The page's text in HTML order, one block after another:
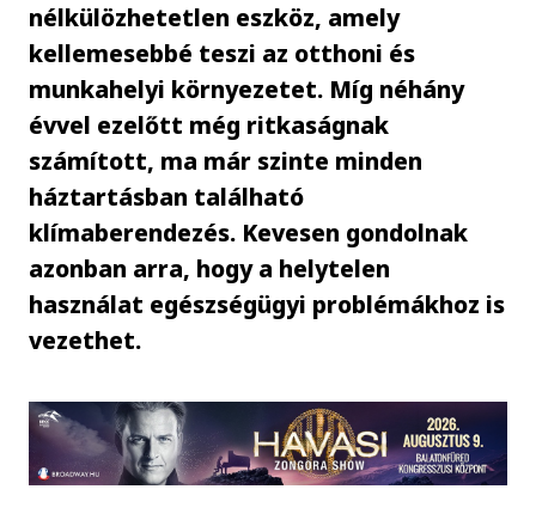
nélkülözhetetlen eszköz, amely
kellemesebbé teszi az otthoni és
munkahelyi környezetet. Míg néhány
évvel ezelőtt még ritkaságnak
számított, ma már szinte minden
háztartásban található
klímaberendezés. Kevesen gondolnak
azonban arra, hogy a helytelen
használat egészségügyi problémákhoz is
vezethet.